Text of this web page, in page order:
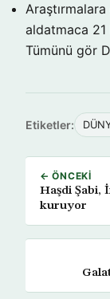
Araştırmalara
aldatmaca
Tümünü gör
Etiketler:
← ÖNCEKI
Haşdi Şabi,
kuruyor